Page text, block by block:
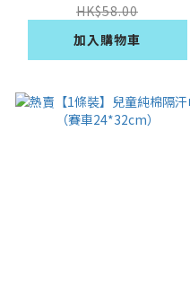
HK$58.00
加入購物車